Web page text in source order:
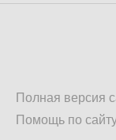
Полная версия
Помощь по